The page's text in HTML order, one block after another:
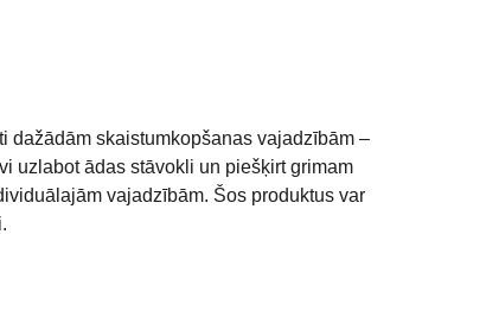
dažādām skaistumkopšanas vajadzībām –
uzlabot ādas stāvokli un piešķirt grimam
vajadzībām. Šos produktus var